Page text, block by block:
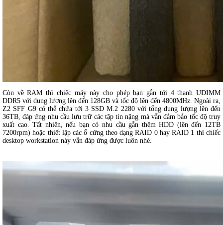
Còn về RAM thì chiếc máy này cho phép bạn gắn tới 4 thanh UDIMM
DDR5 với dung lượng lên đến 128GB và tốc độ lên đến 4800MHz. Ngoài ra,
Z2 SFF G9 có thể chứa tới 3 SSD M.2 2280 với tổng dung lượng lên đến
36TB, đáp ứng nhu cầu lưu trữ các tập tin nặng mà vẫn đảm bảo tốc độ truy
xuất cao. Tất nhiên, nếu bạn có nhu cầu gắn thêm HDD (lên đến 12TB
7200rpm) hoặc thiết lập các ổ cứng theo dạng RAID 0 hay RAID 1 thì chiếc
desktop workstation này vẫn đáp ứng được luôn nhé.